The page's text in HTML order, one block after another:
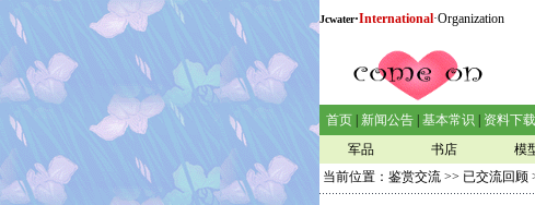
Jcwater·International·Organization
首页 新闻公告 基本常识 资料下载
军品
书店 模
当前位置： 鉴赏交流 >> 已交流回顾